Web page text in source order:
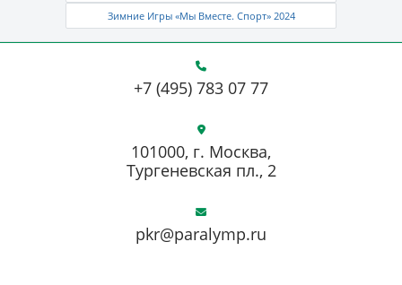
Зимние Игры «Мы Вместе. Спорт» 2024
+7 (495) 783 07 77
pkr@paralymp.ru
101000, г. Москва,
Тургеневская пл., 2